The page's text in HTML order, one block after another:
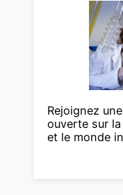
Rejoignez
ouverte sur
et le monde